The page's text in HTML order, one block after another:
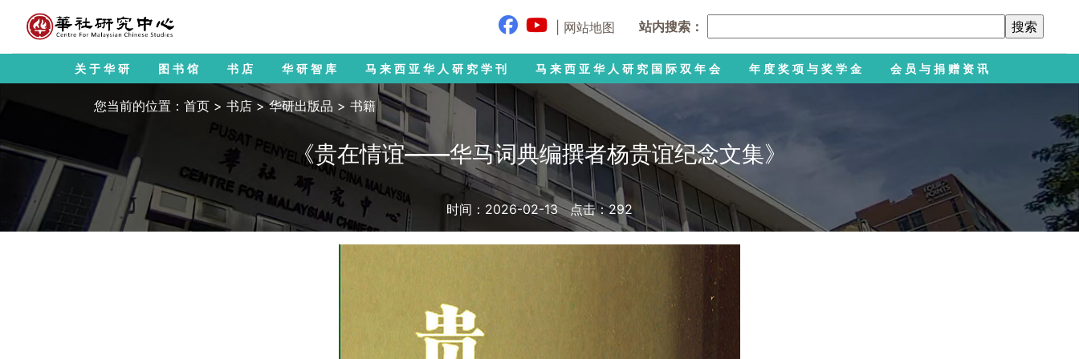
网站地图 站内搜索：
关于华研 图书馆 书店 华研智库 马来西亚华人研究学刊 马来西亚华人研究国际双年会 年度奖项与奖学金 会员与捐赠资讯
您当前的位置： 首页 > 书店 >华研出版品 > 书籍
《贵在情谊——华马词典编撰者杨贵谊纪念文集》
时间：2026-02-13 点击：292